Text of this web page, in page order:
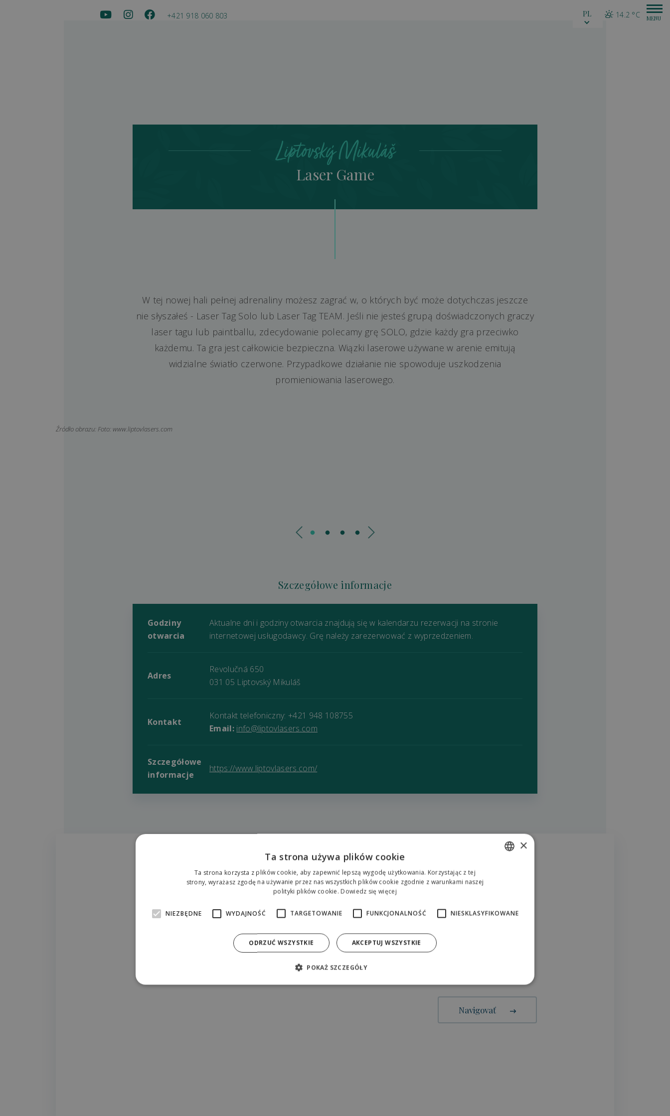
+421 918 060 803 14.2 °C
PL
Laser Game
Liptovský Mikuláš
Laser Game
W tej nowej hali pełnej adrenaliny możesz zagrać w, o których być może dotychczas jeszcze
nie słyszałeś - Laser Tag Solo lub Laser Tag TEAM. Jeśli nie jesteś grupą doświadczonych graczy
laser tagu lub paintballu, zdecydowanie polecamy grę SOLO, gdzie każdy gra przeciwko
każdemu. Ta gra jest całkowicie bezpieczna. Wiązki laserowe używane w arenie emitują
widzialne światło czerwone. Przypadkowe działanie nie spowoduje uszkodzenia
promieniowania laserowego.
Źródło obrazu: Foto: www.liptovlasers.com
Szczegółowe informacje
Godziny
otwarcia
Aktualne dni i godziny otwarcia znajdują się w kalendarzu rezerwacji na stronie
internetowej usługodawcy. Grę należy zarezerwować z wyprzedzeniem.
Adres
Revolučná 650
031 05 Liptovský Mikuláš
Kontakt
Kontakt telefoniczny: +421 948 108755
Email: info@liptovlasers.com
Szczegółowe
informacje
https://www.liptovlasers.com/
Laser Game
Navigovať
×
Ta strona używa plików cookie
Ta strona korzysta z plików cookie, aby zapewnić lepszą wygodę użytkowania. Korzystając z tej
strony, wyrażasz zgodę na używanie przez nas wszystkich plików cookie zgodnie z warunkami naszej
polityki plików cookie. Dowiedz się więcej
NIEZBĘDNE WYDAJNOŚĆ TARGETOWANIE FUNKCJONALNOŚĆ NIESKLASYFIKOWANE
AKCEPTUJ WSZYSTKIE
ODRZUĆ WSZYSTKIE
POKAŻ SZCZEGÓŁY